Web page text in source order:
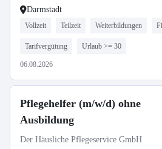
Darmstadt
Vollzeit Teilzeit Weiterbildungen
Tarifvergütung Urlaub >= 30
06.08.2026
Pflegehelfer (m/w/d) ohne
Ausbildung
Der Häusliche Pflegeservice GmbH